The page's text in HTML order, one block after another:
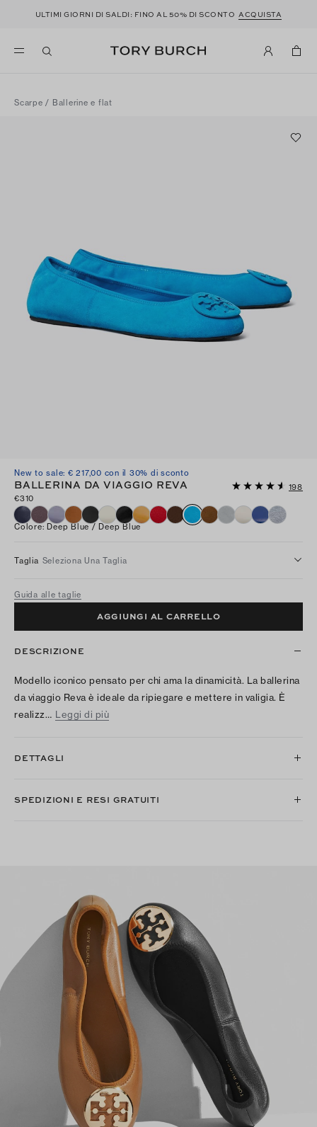
ULTIMI GIORNI DI SALDI: FINO AL 50% DI SCONTO ACQUISTA
Scarpe / Ballerine e flat
New to sale: € 217,00 con il 30% di sconto
BALLERINA DA VIAGGIO REVA
198
€310
Colore: Deep Blue / Deep Blue
Taglia Seleziona Una Taglia
Guida alle taglie
AGGIUNGI AL CARRELLO
DESCRIZIONE
Modello iconico pensato per chi ama la dinamicità. La ballerina
da viaggio Reva è ideale da ripiegare e mettere in valigia. È
realizz… Leggi di più
DETTAGLI
SPEDIZIONI E RESI GRATUITI